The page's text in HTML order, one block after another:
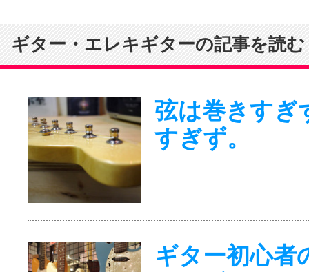
ギター・エレキギターの記事を読む
弦は巻きすぎ
すぎず。
ギター初心者